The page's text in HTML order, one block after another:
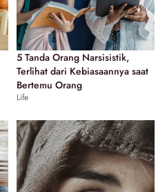
5 Tanda Orang Narsisistik,
Terlihat dari Kebiasaannya saat
Bertemu Orang
Life